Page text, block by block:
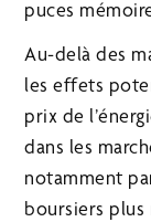
puces
Au-delà des
les effets
prix de
dans les
notamment
boursiers plus